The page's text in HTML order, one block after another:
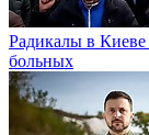
Радикалы в Киеве
больных